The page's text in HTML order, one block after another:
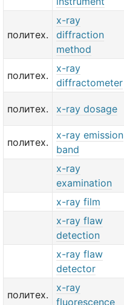
политех.
x-ray
diffraction
method
политех.
x-ray
diffractometer
политех. x-ray dosage
политех.
x-ray emission
band
x-ray
examination
x-ray film
x-ray flaw
detection
x-ray flaw
detector
политех.
x-ray
fluorescence